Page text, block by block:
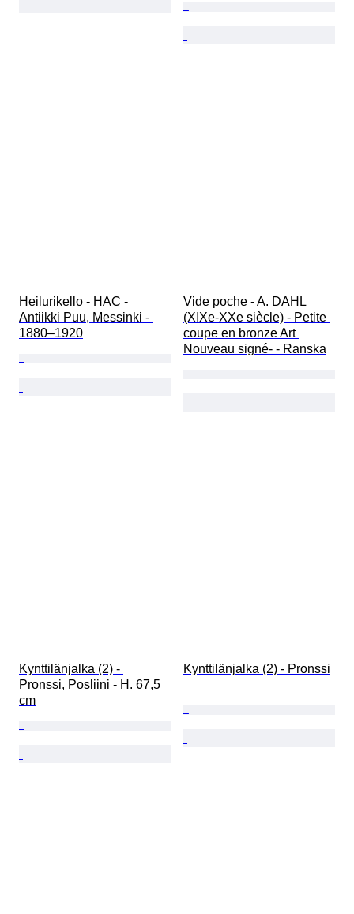
Heilurikello - HAC -
Antiikki Puu, Messinki -
1880–1920
Vide poche - A. DAHL
(XIXe-XXe siècle) - Petite
coupe en bronze Art
Nouveau signé- - Ranska
Kynttilänjalka (2) -
Pronssi, Posliini - H. 67,5
cm
Kynttilänjalka (2) - Pronssi